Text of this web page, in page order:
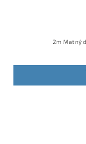
2m Matný